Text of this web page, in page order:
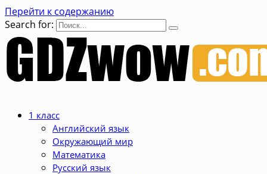
Перейти к содержанию
Search for:
1 класс
Английский язык
Окружающий мир
Математика
Русский язык